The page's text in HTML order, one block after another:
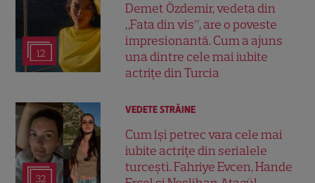
12
Demet Özdemir, vedeta din
„Fata din vis”, are o poveste
impresionantă. Cum a ajuns
una dintre cele mai iubite
actrițe din Turcia
32
VEDETE STRĂINE
Cum își petrec vara cele mai
iubite actrițe din serialele
turcești. Fahriye Evcen, Hande